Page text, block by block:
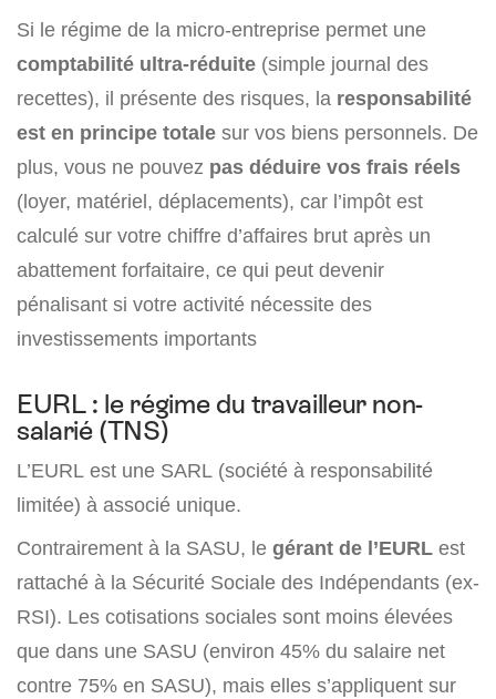
Si le régime de la micro-entreprise permet une
comptabilité ultra-réduite (simple journal des
recettes), il présente des risques, la responsabilité
est en principe totale sur vos biens personnels. De
plus, vous ne pouvez pas déduire vos frais réels
(loyer, matériel, déplacements), car l’impôt est
calculé sur votre chiffre d’affaires brut après un
abattement forfaitaire, ce qui peut devenir
pénalisant si votre activité nécessite des
investissements importants
EURL : le régime du travailleur non-
salarié (TNS)
L’EURL est une SARL (société à responsabilité
limitée) à associé unique.
Contrairement à la SASU, le gérant de l’EURL est
rattaché à la Sécurité Sociale des Indépendants (ex-
RSI). Les cotisations sociales sont moins élevées
que dans une SASU (environ 45% du salaire net
contre 75% en SASU), mais elles s’appliquent sur